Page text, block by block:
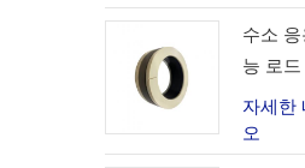
수소
능 로드
자세한
오